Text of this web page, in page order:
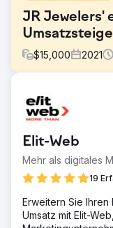
JR Jewelers'
$15,000 2021
Der Markt von JR
Kunden
Kunden in Kontakt
mit GroupFractal
verstehen, warum
Lösung
Elit-Web
Mehr als digitales
19
Erweitern Sie Ihren
Umsatz mit Elit-